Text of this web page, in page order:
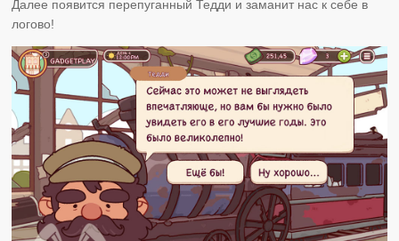
Далее появится перепуганный Тедди и заманит нас к себе в
логово!